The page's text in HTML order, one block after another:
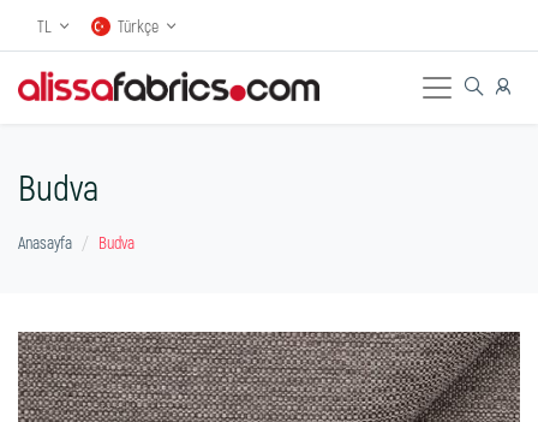
TL Türkçe
Budva
Anasayfa Budva